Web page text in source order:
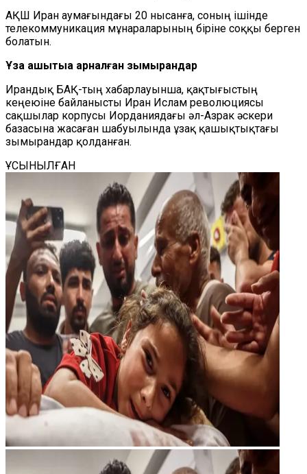
АҚШ Иран аумағындағы 20 нысанға, соның ішінде
телекоммуникация мұнараларының біріне соққы берген
болатын.
Ұзақ қашықтыққа арналған зымырандар
Ирандық БАҚ-тың хабарлауынша, қақтығыстың
кеңеюіне байланысты Иран Ислам революциясы
сақшылар корпусы Иорданиядағы әл-Азрак әскери
базасына жасаған шабуылында ұзақ қашықтықтағы
зымырандар қолданған.
ҰСЫНЫЛҒАН